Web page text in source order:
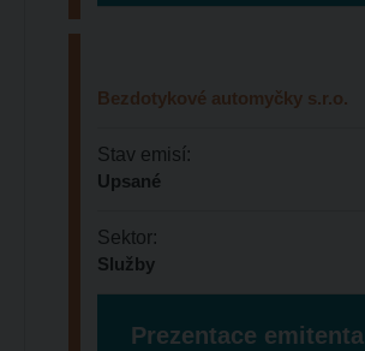
Bezdotykové automyčky s.r.o.
Stav emisí:
Upsané
Sektor:
Služby
Prezentace emitenta